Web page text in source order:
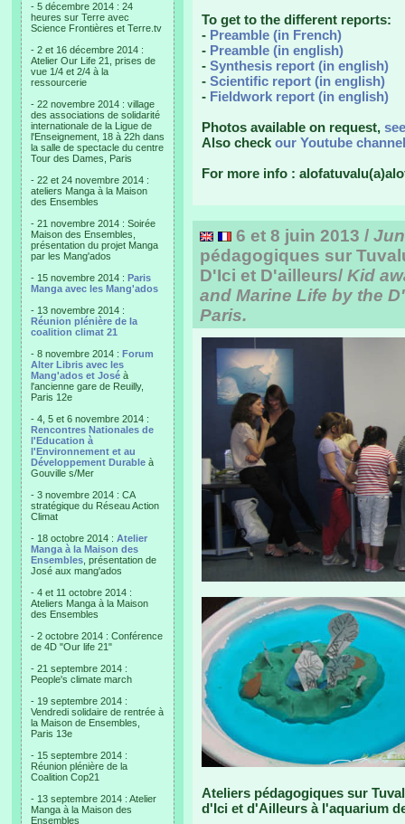
- 5 décembre 2014 : 24
heures sur Terre avec
Science Frontières et Terre.tv
- 2 et 16 décembre 2014 :
Atelier Our Life 21, prises de
vue 1/4 et 2/4 à la
ressourcerie
- 22 novembre 2014 : village
des associations de solidarité
internationale de la Ligue de
l'Enseignement, 18 à 22h dans
la salle de spectacle du centre
Tour des Dames, Paris
- 22 et 24 novembre 2014 :
ateliers Manga à la Maison
des Ensembles
- 21 novembre 2014 : Soirée
Maison des Ensembles,
présentation du projet Manga
par les Mang'ados
- 15 novembre 2014 : Paris
Manga avec les Mang'ados
- 13 novembre 2014 :
Réunion plénière de la
coalition climat 21
- 8 novembre 2014 : Forum
Alter Libris avec les
Mang'ados et José à
l'ancienne gare de Reuilly,
Paris 12e
- 4, 5 et 6 novembre 2014 :
Rencontres Nationales de
l'Education à
l'Environnement et au
Développement Durable à
Gouville s/Mer
- 3 novembre 2014 : CA
stratégique du Réseau Action
Climat
- 18 octobre 2014 : Atelier
Manga à la Maison des
Ensembles , présentation de
José aux mang'ados
- 4 et 11 octobre 2014 :
Ateliers Manga à la Maison
des Ensembles
- 2 octobre 2014 : Conférence
de 4D "Our life 21"
- 21 septembre 2014 :
People's climate march
- 19 septembre 2014 :
Vendredi solidaire de rentrée à
la Maison de Ensembles,
Paris 13e
- 15 septembre 2014 :
Réunion plénière de la
Coalition Cop21
- 13 septembre 2014 : Atelier
Manga à la Maison des
Ensembles
To get to the different reports:
- Preamble (in French)
- Preamble (in english)
- Synthesis report (in english)
- Scientific report (in english)
- Fieldwork report (in english)
Photos available on request, see
Also check our Youtube channel
For more info :
6 et 8 juin 2013 /
pédagogiques sur
D'Ici et D'ailleurs/ Kid
and Marine Life by the
Paris.
Ateliers pédagogiques sur
d'Ici et d'Ailleurs à l'aquarium